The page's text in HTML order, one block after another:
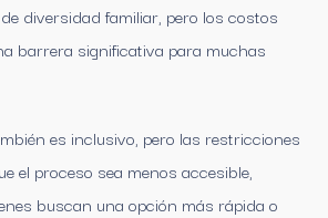
diversidad familiar, pero los costos
barrera significativa para muchas
es inclusivo, pero las restricciones
el proceso sea menos accesible,
buscan una opción más rápida o